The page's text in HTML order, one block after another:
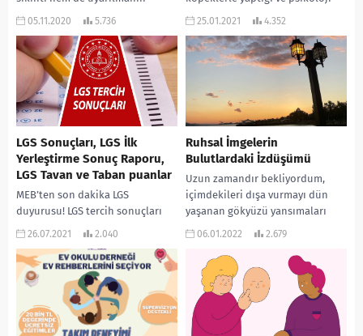
zihinsel bir durumudur. Hem
05.11.2020 5.736
tarihine geçen o meşhur deney
25.01.2021 4.352
LGS Sonuçları, LGS İlk
Yerleştirme Sonuç Raporu,
LGS Tavan ve Taban puanlar
MEB’ten son dakika LGS
duyurusu! LGS tercih sonuçları
açıklandı- 2021 LGS sonuç
Yerleştirme Sonuç Raporu...
26.07.2021 2.040
Ruhsal İmgelerin
Bulutlardaki İzdüşümü
Uzun zamandır bekliyordum,
içimdekileri dışa vurmayı dün
yaşanan gökyüzü yansımaları
içime ilham oldu Rorschach
günbatımına yakın...
06.01.2022 2.679